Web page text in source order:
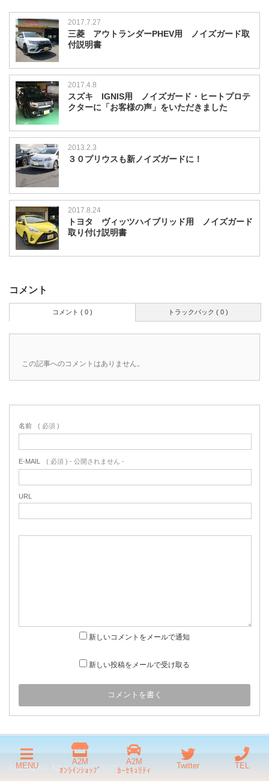
2017.7.27
三菱 アウトランダーPHEV用 ノイズガード取
付説明書
2017.4.8
スズキ IGNIS用 ノイズガード・ヒートプロテ
クターに「お客様の声」をいただきました
2013.2.3
３０プリウスも新ノイズガードに！
2017.8.24
トヨタ ヴィッツハイブリッド用 ノイズガード
取り付け説明書
コメント
トラックバック ( 0 )
コメント ( 0 )
この記事へのコメントはありません。
名前 ( 必須 )
E-MAIL ( 必須 ) - 公開されません -
URL
新しいコメントをメールで通知
新しい投稿をメールで受け取る
Copyright © A2Mショップブログ
MENU
A2M
ｵﾝﾗｲﾝｼｮｯﾌﾟ
A2M
ｶｰｾｷｭﾘﾃｨ
Twitter TEL